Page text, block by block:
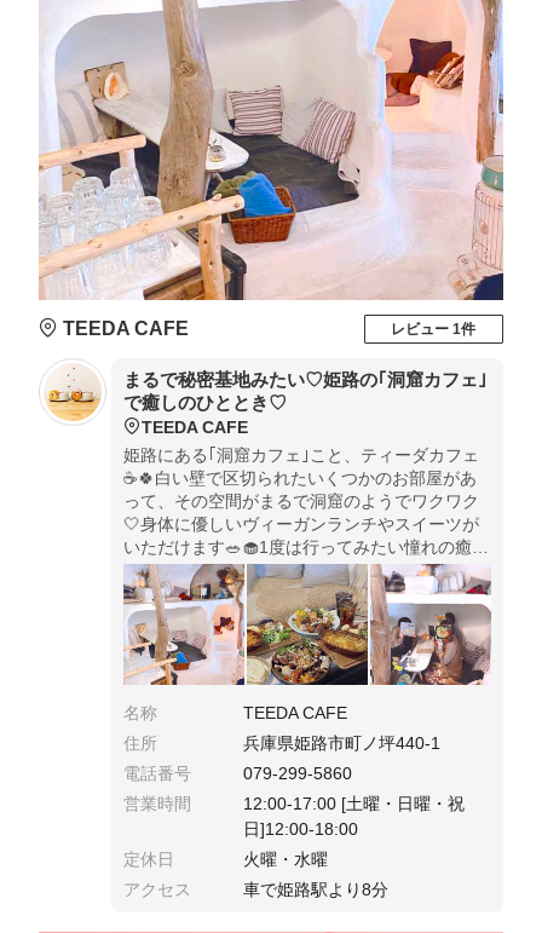
TEEDA CAFE レビュー 1件
まるで秘密基地みたい♡姫路の｢洞窟カフェ｣
で癒しのひととき♡
TEEDA CAFE
姫路にある｢洞窟カフェ｣こと、ティーダカフェ
☕️🍀白い壁で区切られたいくつかのお部屋があ
って、その空間がまるで洞窟のようでワクワク
🤍身体に優しいヴィーガンランチやスイーツが
いただけます🥗🧁1度は行ってみたい憧れの癒し
系洞窟カフェはランチのみ予約可能🤳🌸
名称
TEEDA CAFE
住所
兵庫県姫路市町ノ坪440-1
電話番号
079-299-5860
営業時間
12:00-17:00 [土曜・日曜・祝
日]12:00-18:00
定休日
火曜・水曜
アクセス
車で姫路駅より8分